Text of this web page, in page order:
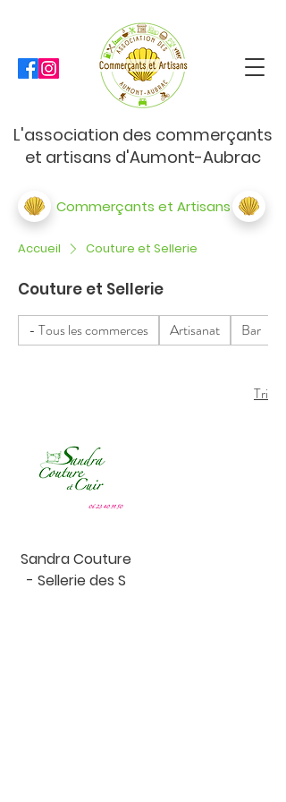
L'association des commerçants
et artisans d'Aumont-Aubrac
Commerçants et Artisans
Accueil Couture et Sellerie
Couture et Sellerie
- Tous les commerces Artisanat Bar
Tri
Sandra Couture
- Sellerie des S